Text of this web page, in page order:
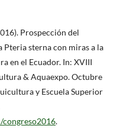
Prospección del
sterna con miras a la
en el Ecuador. In: XVIII
& Aquaexpo. Octubre
y Escuela Superior
congreso2016.